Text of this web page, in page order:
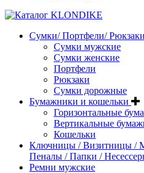
Сумки/ Портфели/ Рюкзаки
Сумки мужские
Сумки женские
Портфели
Рюкзаки
Сумки дорожные
Бумажники и кошельки
Горизонтальные
Вертикальные
Кошельки
Ключницы / Визитницы /
Пеналы / Папки /
Ремни мужские